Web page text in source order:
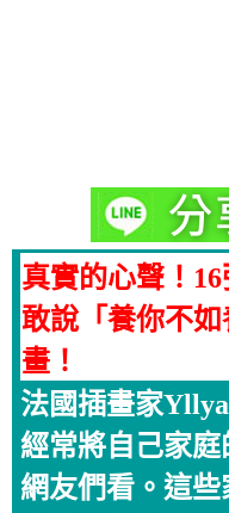
真實的心聲！
敢說「養你不
畫！
法國插畫家
經常將自己家
網友們看。這